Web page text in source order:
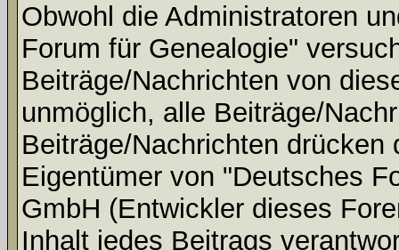
Obwohl die Administratoren
Forum für Genealogie"
Beiträge/Nachrichten von
unmöglich, alle Beiträge/
Beiträge/Nachrichten
Eigentümer von "Deutsches
GmbH (Entwickler dieses
Inhalt jedes Beitrags